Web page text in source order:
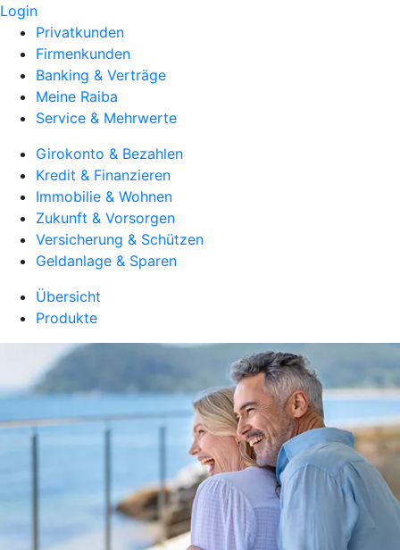
Login
Privatkunden
Firmenkunden
Banking & Verträge
Meine Raiba
Service & Mehrwerte
Girokonto & Bezahlen
Kredit & Finanzieren
Immobilie & Wohnen
Zukunft & Vorsorgen
Versicherung & Schützen
Geldanlage & Sparen
Übersicht
Produkte